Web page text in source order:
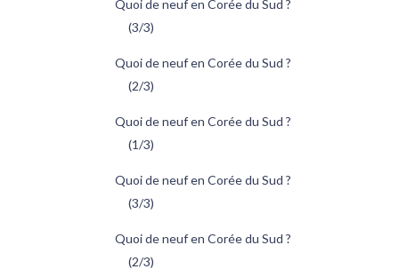
Quoi de neuf en Corée du Sud ?
(3/3)
Quoi de neuf en Corée du Sud ?
(2/3)
Quoi de neuf en Corée du Sud ?
(1/3)
Quoi de neuf en Corée du Sud ?
(3/3)
Quoi de neuf en Corée du Sud ?
(2/3)